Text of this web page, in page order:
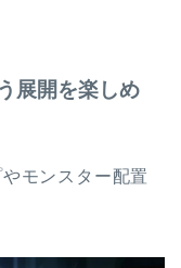
展開を楽しめ
モンスター配置